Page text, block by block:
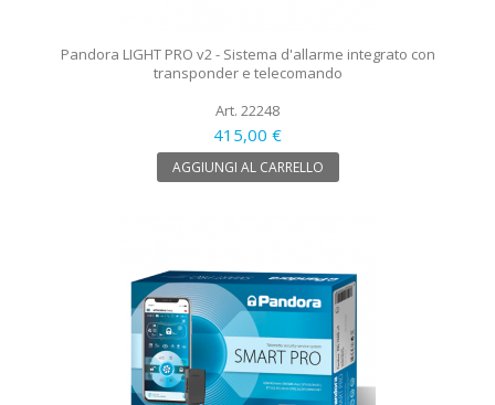
Pandora LIGHT PRO v2 - Sistema d'allarme integrato con
transponder e telecomando
Art. 22248
415,00 €
AGGIUNGI AL CARRELLO